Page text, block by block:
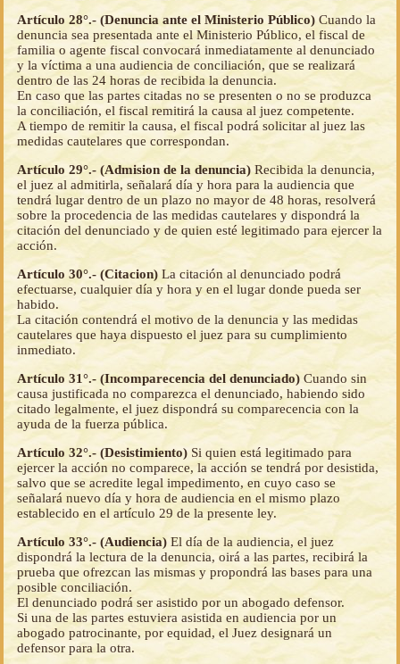
Artículo 28°.- (Denuncia ante el Ministerio Público) Cuando la
denuncia sea presentada ante el Ministerio Público, el fiscal de
familia o agente fiscal convocará inmediatamente al denunciado
y la víctima a una audiencia de conciliación, que se realizará
dentro de las 24 horas de recibida la denuncia.
En caso que las partes citadas no se presenten o no se produzca
la conciliación, el fiscal remitirá la causa al juez competente.
A tiempo de remitir la causa, el fiscal podrá solicitar al juez las
medidas cautelares que correspondan.
Artículo 29°.- (Admision de la denuncia)Recibida la denuncia,
el juez al admitirla, señalará día y hora para la audiencia que
tendrá lugar dentro de un plazo no mayor de 48 horas, resolverá
sobre la procedencia de las medidas cautelares y dispondrá la
citación del denunciado y de quien esté legitimado para ejercer la
acción.
Artículo 30°.- (Citacion) La citación al denunciado podrá
efectuarse, cualquier día y hora y en el lugar donde pueda ser
habido.
La citación contendrá el motivo de la denuncia y las medidas
cautelares que haya dispuesto el juez para su cumplimiento
inmediato.
Artículo 31°.- (Incomparecencia del denunciado) Cuando sin
causa justificada no comparezca el denunciado, habiendo sido
citado legalmente, el juez dispondrá su comparecencia con la
ayuda de la fuerza pública.
Artículo 32°.- (Desistimiento) Si quien está legitimado para
ejercer la acción no comparece, la acción se tendrá por desistida,
salvo que se acredite legal impedimento, en cuyo caso se
señalará nuevo día y hora de audiencia en el mismo plazo
establecido en el artículo 29 de la presente ley.
Artículo 33°.- (Audiencia) El día de la audiencia, el juez
dispondrá la lectura de la denuncia, oirá a las partes, recibirá la
prueba que ofrezcan las mismas y propondrá las bases para una
posible conciliación.
El denunciado podrá ser asistido por un abogado defensor.
Si una de las partes estuviera asistida en audiencia por un
abogado patrocinante, por equidad, el Juez designará un
defensor para la otra.